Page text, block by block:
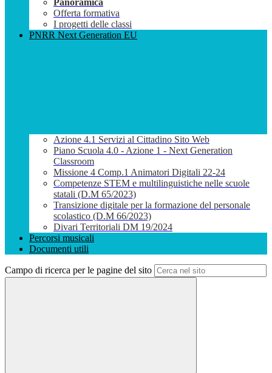
Panoramica
Offerta formativa
I progetti delle classi
PNRR Next Generation EU
Azione 4.1 Servizi al Cittadino Sito Web
Piano Scuola 4.0 - Azione 1 - Next Generation
Classroom
Missione 4 Comp.1 Animatori Digitali 22-24
Competenze STEM e multilinguistiche nelle scuole
statali (D.M 65/2023)
Transizione digitale per la formazione del personale
scolastico (D.M 66/2023)
Divari Territoriali DM 19/2024
Percorsi musicali
Documenti utili
Campo di ricerca per le pagine del sito